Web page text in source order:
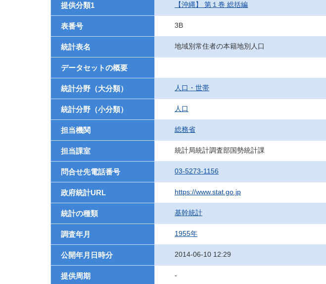
提供分類1 【沖縄】 第１巻 総括編
表番号 3B
統計表名 地域別常住者の本籍地別人口
データセットの概要
統計分野（大分類） 人口・世帯
統計分野（小分類） 人口
担当機関 総務省
担当課室 統計局統計調査部国勢統計課
問合せ先電話番号 03-5273-1156
政府統計URL https://www.stat.go.jp
統計の種類 基幹統計
調査年月 1955年
公開年月日時分 2014-06-10 12:29
提供周期 -